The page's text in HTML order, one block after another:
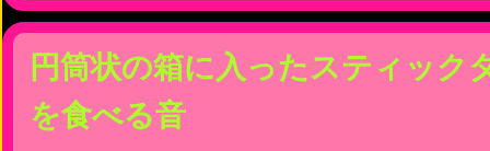
円筒状の箱に入ったスティック
を食べる音